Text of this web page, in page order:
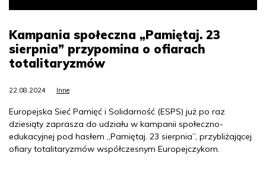
Kampania społeczna „Pamiętaj. 23
sierpnia” przypomina o ofiarach
totalitaryzmów
22.08.2024 Inne
Europejska Sieć Pamięć i Solidarność (ESPS) już po raz
dziesiąty zaprasza do udziału w kampanii społeczno-
edukacyjnej pod hasłem „Pamiętaj. 23 sierpnia”, przybliżającej
ofiary totalitaryzmów współczesnym Europejczykom.